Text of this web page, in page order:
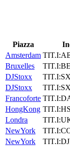
Piazza
Amsterdam
Bruxelles
DJStoxx
DJStoxx
Francoforte
HongKong
Londra
NewYork
NewYork